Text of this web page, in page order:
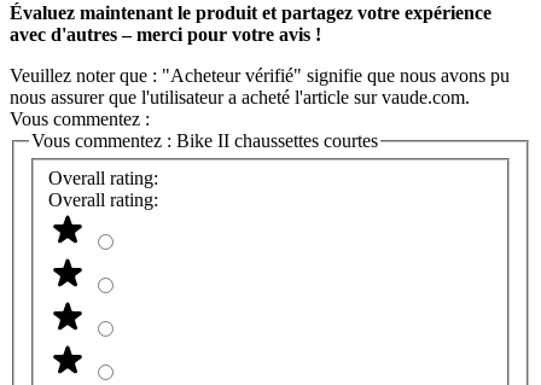
Évaluez maintenant le produit et partagez votre expérience
avec d'autres – merci pour votre avis !
Veuillez noter que : "Acheteur vérifié" signifie que nous avons pu
nous assurer que l'utilisateur a acheté l'article sur vaude.com.
Vous commentez :
Vous commentez : Bike II chaussettes courtes
Overall rating:
Overall rating: